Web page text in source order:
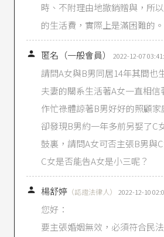
時、不附理由地撤銷贈與，所
的生活費，實際上是滿困難的。
 匿名（一般會員） 2022-12-07
請問A女與B男同居14年其間也
夫妻的關系生活著A女一直相
作忙祿體諒著B男好好的照顧
卻發現B男約一年多前另娶了C
鼓裏，請問A女可否主張B男與
C女是否能告A女是小三呢？
 楊舒婷 （認證法律人） 2022-12-10
您好：
要主張婚姻無效，必須符合民